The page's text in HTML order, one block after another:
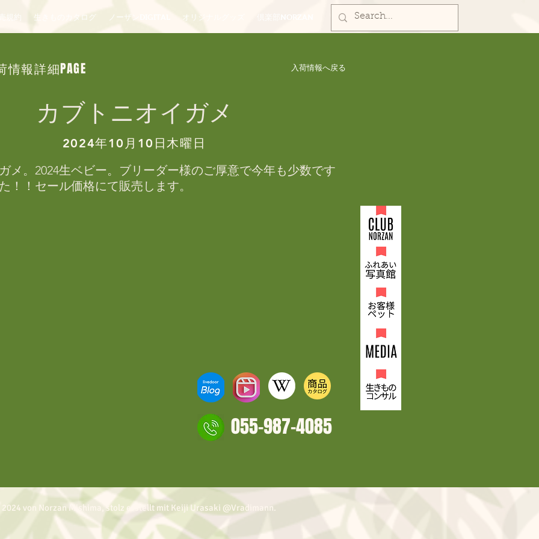
規約 生きものカタログ ノーザンDIGITAL オリジナルグッズ
情報詳細PAGE 入荷情報へ戻る
カブトニオイガメ
2024年10月10日木曜日
メ。2024生ベビー。ブリーダー様のご厚意で今年も少数です
！！セール価格にて販売します。
055-987-4085
von Norzan Mishima, stolz erstellt mit Keiji Urasaki @Vradimann.